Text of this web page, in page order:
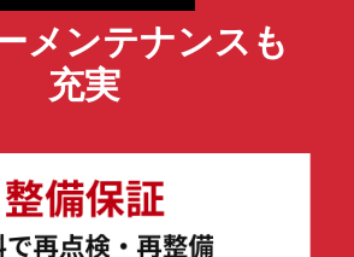
メンテナンスも
充実